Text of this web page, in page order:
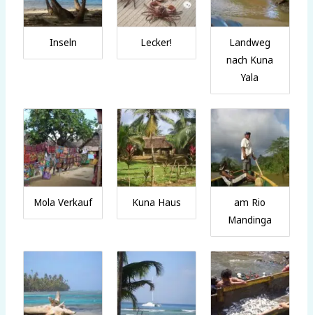
Inseln Lecker!
Landweg
nach Kuna
Yala
Mola Verkauf Kuna Haus
am Rio
Mandinga